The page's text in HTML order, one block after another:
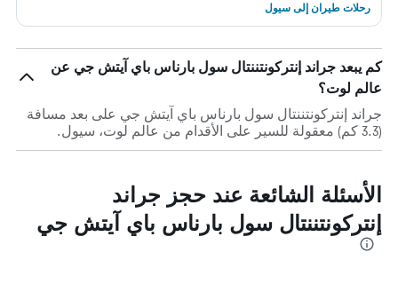
رحلات طيران إلى سيول
كم يبعد جراند إنتركونتننتال سول بارناس باي آيتش جي عن
عالم لوت؟
جراند إنتركونتننتال سول بارناس باي آيتش جي على بعد مسافة
(3.3 كم) معقولة للسير على الأقدام من عالم لوت، سيول.
الأسئلة الشائعة عند حجز جراند
إنتركونتننتال سول بارناس باي آيتش جي